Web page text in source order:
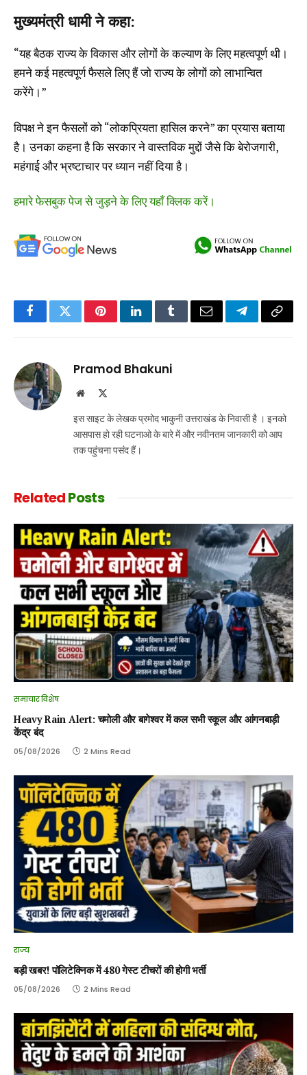
मुख्यमंत्री धामी ने कहा:
“यह बैठक राज्य के विकास और लोगों के कल्याण के लिए महत्वपूर्ण थी।
हमने कई महत्वपूर्ण फैसले लिए हैं जो राज्य के लोगों को लाभान्वित
करेंगे।”
विपक्ष ने इन फैसलों को “लोकप्रियता हासिल करने” का प्रयास बताया
है। उनका कहना है कि सरकार ने वास्तविक मुद्दों जैसे कि बेरोजगारी,
महंगाई और भ्रष्टाचार पर ध्यान नहीं दिया है।
हमारे फेसबुक पेज से जुड़ने के लिए यहाँ क्लिक करें।
FacebookTwitterPinterestLinkedInTumblrEmail TelegramCopy
Pramod Bhakuni
Website
इस साइट के लेखक प्रमोद भाकुनी उत्तराखंड के निवासी है । इनको
आसपास हो रही घटनाओ के बारे में और नवीनतम जानकारी को आप
तक पहुंचना पसंद हैं।
RelatedPosts
समाचार विशेष
Heavy Rain Alert: चमोली और बागेश्वर में कल सभी स्कूल और आंगनबाड़ी
केंद्र बंद
05/08/2026 2 Mins Read
राज्य
बड़ी खबर! पॉलिटेक्निक में 480 गेस्ट टीचरों की होगी भर्ती
05/08/2026 2 Mins Read